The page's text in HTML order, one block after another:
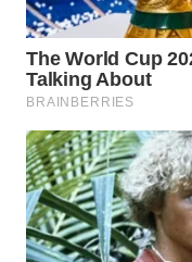
WN
PRIANGAN
TIMUR
WN
SEMARANG
WN
SOLO